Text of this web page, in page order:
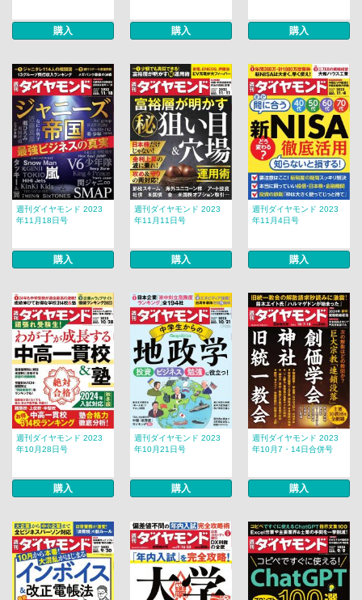
購入 購入 購入
週刊ダイヤモンド 2023
年11月18日号
購入
週刊ダイヤモンド 2023
年11月11日号
購入
週刊ダイヤモンド 2023
年11月4日号
購入
週刊ダイヤモンド 2023
年10月28日号
購入
週刊ダイヤモンド 2023
年10月21日号
購入
週刊ダイヤモンド 2023
年10月7・14日合併号
購入